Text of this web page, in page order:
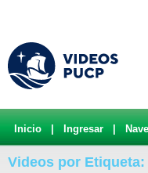
Inicio Ingresar
Videos por